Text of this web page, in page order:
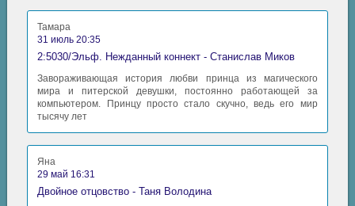
Тамара
31 июль 20:35
2:5030/Эльф. Нежданный коннект - Станислав Миков
Завораживающая история любви принца из магического
мира и питерской девушки, постоянно работающей за
компьютером. Принцу просто стало скучно, ведь его мир
тысячу лет
Яна
29 май 16:31
Двойное отцовство - Таня Володина